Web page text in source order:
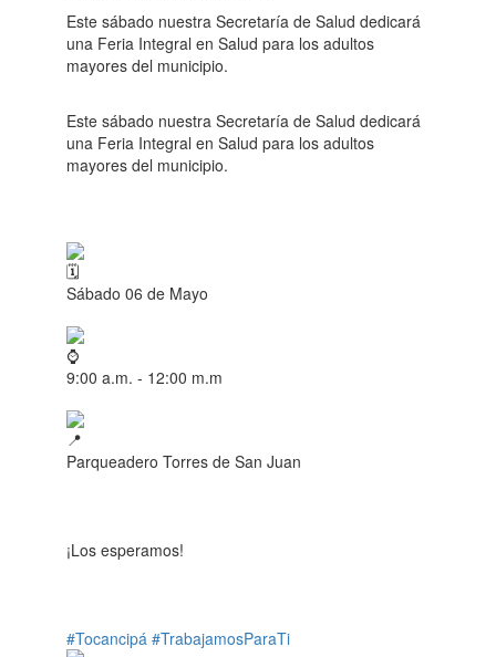
Este sábado nuestra Secretaría de Salud dedicará
una Feria Integral en Salud para los adultos
mayores del municipio.
Este sábado nuestra Secretaría de Salud dedicará
una Feria Integral en Salud para los adultos
mayores del municipio.
Sábado 06 de Mayo
9:00 a.m. - 12:00 m.m
Parqueadero Torres de San Juan
¡Los esperamos!
#Tocancipá #TrabajamosParaTi